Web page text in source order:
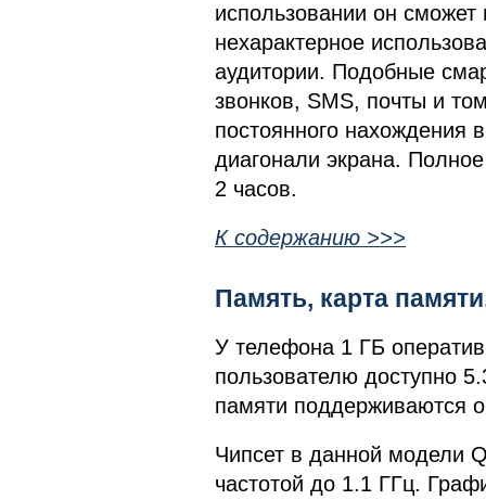
использовании он
нехарактерное
аудитории. Подобные
звонков, SMS, почты и
постоянного нахождения
диагонали экрана.
2 часов.
К содержанию >>>
Память, карта
У телефона 1 ГБ
пользователю доступно
памяти поддерживаются
Чипсет в данной модели
частотой до 1.1 ГГц.